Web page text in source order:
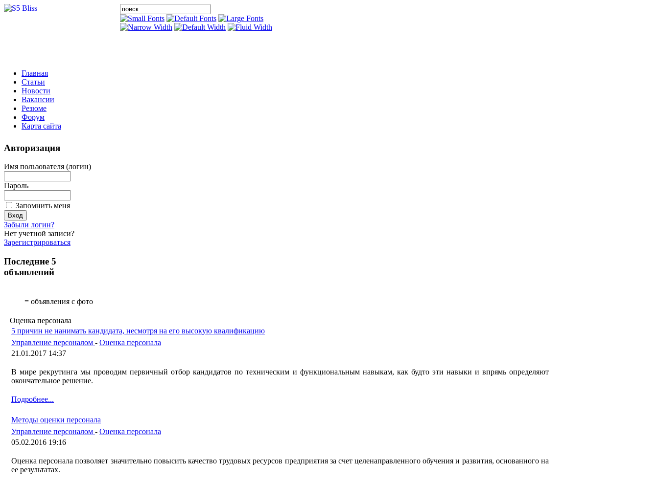
Главная
Статьи
Новости
Вакансии
Резюме
Форум
Карта сайта
Авторизация
Имя пользователя (логин)
Пароль
Запомнить меня
Забыли логин?
Нет учетной записи?
Зарегистрироваться
Последние 5
объявлений
= объявления с фото
Оценка персонала
5 причин не нанимать кандидата, несмотря на его высокую квалификацию
Управление персоналом - Оценка персонала
21.01.2017 14:37
В мире рекрутинга мы проводим первичный отбор кандидатов по техническим и функциональным навыкам, как будто эти навыки и впрямь определяют
окончательное решение.
Подробнее...
Методы оценки персонала
Управление персоналом - Оценка персонала
05.02.2016 19:16
Оценка персонала позволяет значительно повысить качество трудовых ресурсов предприятия за счет целенаправленного обучения и развития, основанного на
ее результатах.